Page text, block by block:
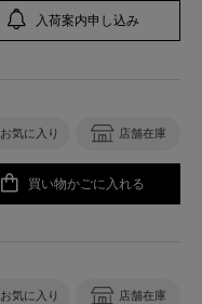
入荷案内申し込み
お気に入り 店舗在庫
買い物かごに入れる
お気に入り 店舗在庫